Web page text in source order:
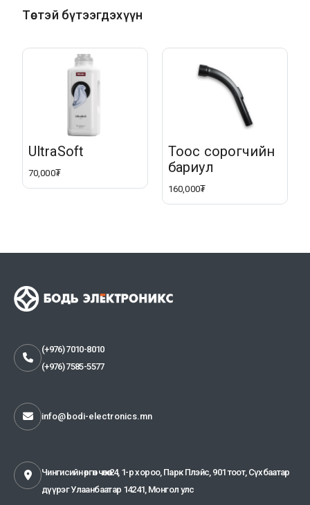
Төстэй бүтээгдэхүүн
UltraSoft
70,000₮
Тоос сорогчийн
бариул
160,000₮
(+976) 7010-8010
(+976) 7585-5577
info@bodi-electronics.mn
Чингисийн өргөн чөлөө-24, 1-р хороо, Парк Плэйс, 901 тоот, Сүхбаатар
дүүрэг Улаанбаатар 14241, Монгол улс